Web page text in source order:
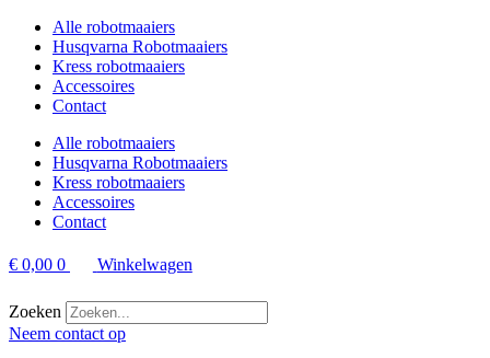
Alle robotmaaiers
Husqvarna Robotmaaiers
Kress robotmaaiers
Accessoires
Contact
Alle robotmaaiers
Husqvarna Robotmaaiers
Kress robotmaaiers
Accessoires
Contact
€ 0,00 0 Winkelwagen
Zoeken
Neem contact op